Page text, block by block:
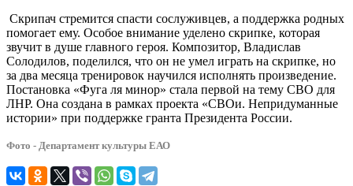
Скрипач стремится спасти сослуживцев, а поддержка родных
помогает ему. Особое внимание уделено скрипке, которая
звучит в душе главного героя. Композитор, Владислав
Солодилов, поделился, что он не умел играть на скрипке, но
за два месяца тренировок научился исполнять произведение.
Постановка «Фуга ля минор» стала первой на тему СВО для
ЛНР. Она создана в рамках проекта «СВОи. Непридуманные
истории» при поддержке гранта Президента России.
Фото - Департамент культуры ЕАО